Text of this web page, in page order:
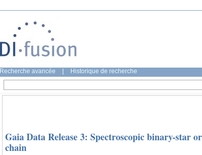
Recherche avancée Historique de recherche
Gaia Data Release 3: Spectroscopic binary-star
chain